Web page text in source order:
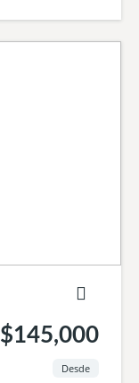
$145,000
Desde